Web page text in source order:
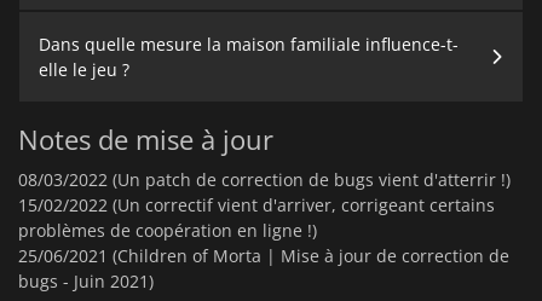
Dans quelle mesure la maison familiale influence-t-
elle le jeu ?
Notes de mise à jour
08/03/2022 (Un patch de correction de bugs vient d'atterrir !)
15/02/2022 (Un correctif vient d'arriver, corrigeant certains
problèmes de coopération en ligne !)
25/06/2021 (Children of Morta | Mise à jour de correction de
bugs - Juin 2021)